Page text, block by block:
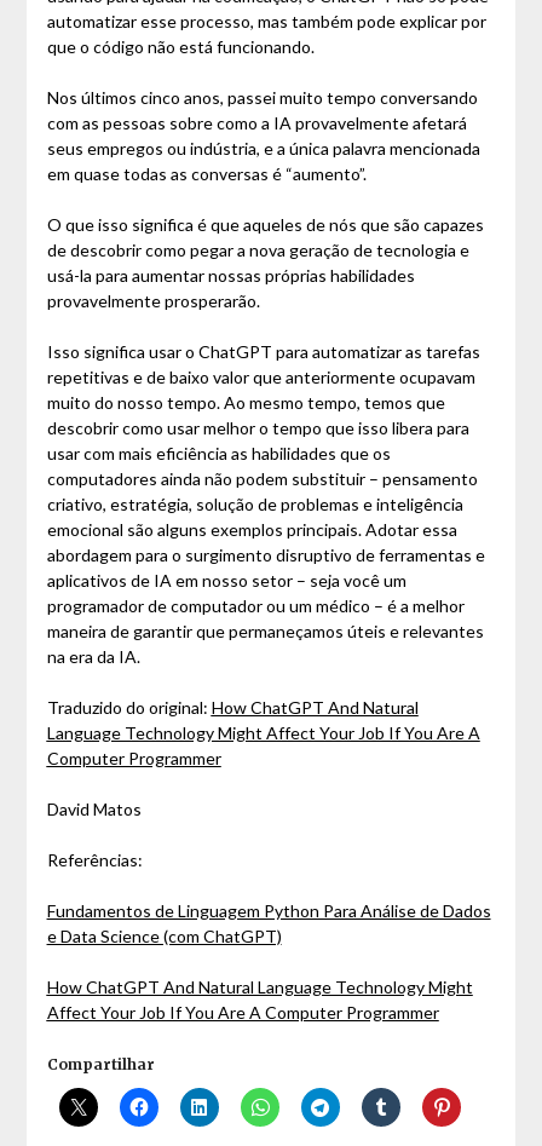
automatizar esse processo, mas também pode explicar por
que o código não está funcionando.
Nos últimos cinco anos, passei muito tempo conversando
com as pessoas sobre como a IA provavelmente afetará
seus empregos ou indústria, e a única palavra mencionada
em quase todas as conversas é “aumento”.
O que isso significa é que aqueles de nós que são capazes
de descobrir como pegar a nova geração de tecnologia e
usá-la para aumentar nossas próprias habilidades
provavelmente prosperarão.
Isso significa usar o ChatGPT para automatizar as tarefas
repetitivas e de baixo valor que anteriormente ocupavam
muito do nosso tempo. Ao mesmo tempo, temos que
descobrir como usar melhor o tempo que isso libera para
usar com mais eficiência as habilidades que os
computadores ainda não podem substituir – pensamento
criativo, estratégia, solução de problemas e inteligência
emocional são alguns exemplos principais. Adotar essa
abordagem para o surgimento disruptivo de ferramentas e
aplicativos de IA em nosso setor – seja você um
programador de computador ou um médico – é a melhor
maneira de garantir que permaneçamos úteis e relevantes
na era da IA.
Traduzido do original: How ChatGPT And Natural
Language Technology Might Affect Your Job If You Are A
Computer Programmer
David Matos
Referências:
Fundamentos de Linguagem Python Para Análise de Dados
e Data Science (com ChatGPT)
How ChatGPT And Natural Language Technology Might
Affect Your Job If You Are A Computer Programmer
Compartilhar